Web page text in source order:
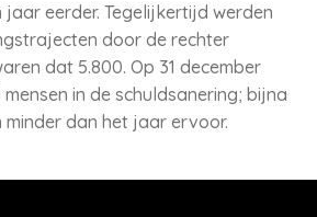
eerder. Tegelijkertijd werden
door de rechter
dat 5.800. Op 31 december
in de schuldsanering; bijna
minder dan het jaar ervoor.